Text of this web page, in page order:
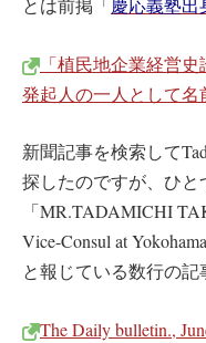
とは前掲「慶応義塾出
「植民地企業経営
発起人の一人として
新聞記事を検索して
探したのですが、ひと
「MR.TADAMICHI
Vice-Consul at
と報じている数行の記
The Daily bulletin.,